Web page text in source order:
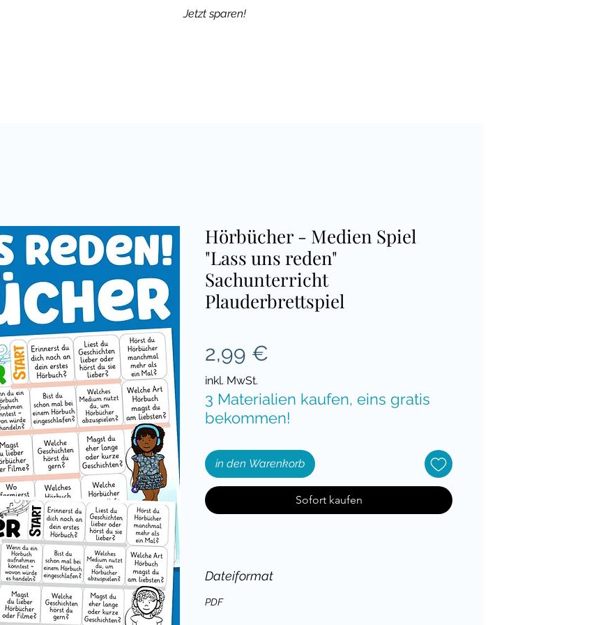
Jetzt sparen!
Hörbücher - Medien Spiel
"Lass uns reden"
Sachunterricht
Plauderbrettspiel
2,99 €
inkl. MwSt.
3 Materialien kaufen, eins gratis
bekommen!
in den Warenkorb
Sofort kaufen
Dateiformat
PDF